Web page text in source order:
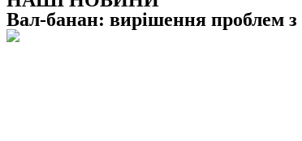
Вал-банан: вирішення проблем